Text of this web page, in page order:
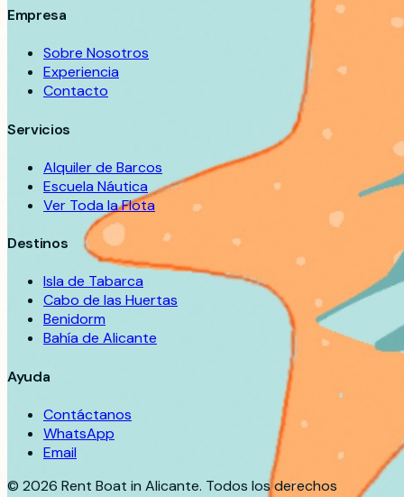
Empresa
Sobre Nosotros
Experiencia
Contacto
Servicios
Alquiler de Barcos
Escuela Náutica
Ver Toda la Flota
Destinos
Isla de Tabarca
Cabo de las Huertas
Benidorm
Bahía de Alicante
Ayuda
Contáctanos
WhatsApp
Email
© 2026 Rent Boat in Alicante. Todos los derechos